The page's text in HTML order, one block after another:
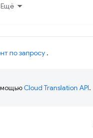
Ещё
по запросу .
Cloud Translation API.